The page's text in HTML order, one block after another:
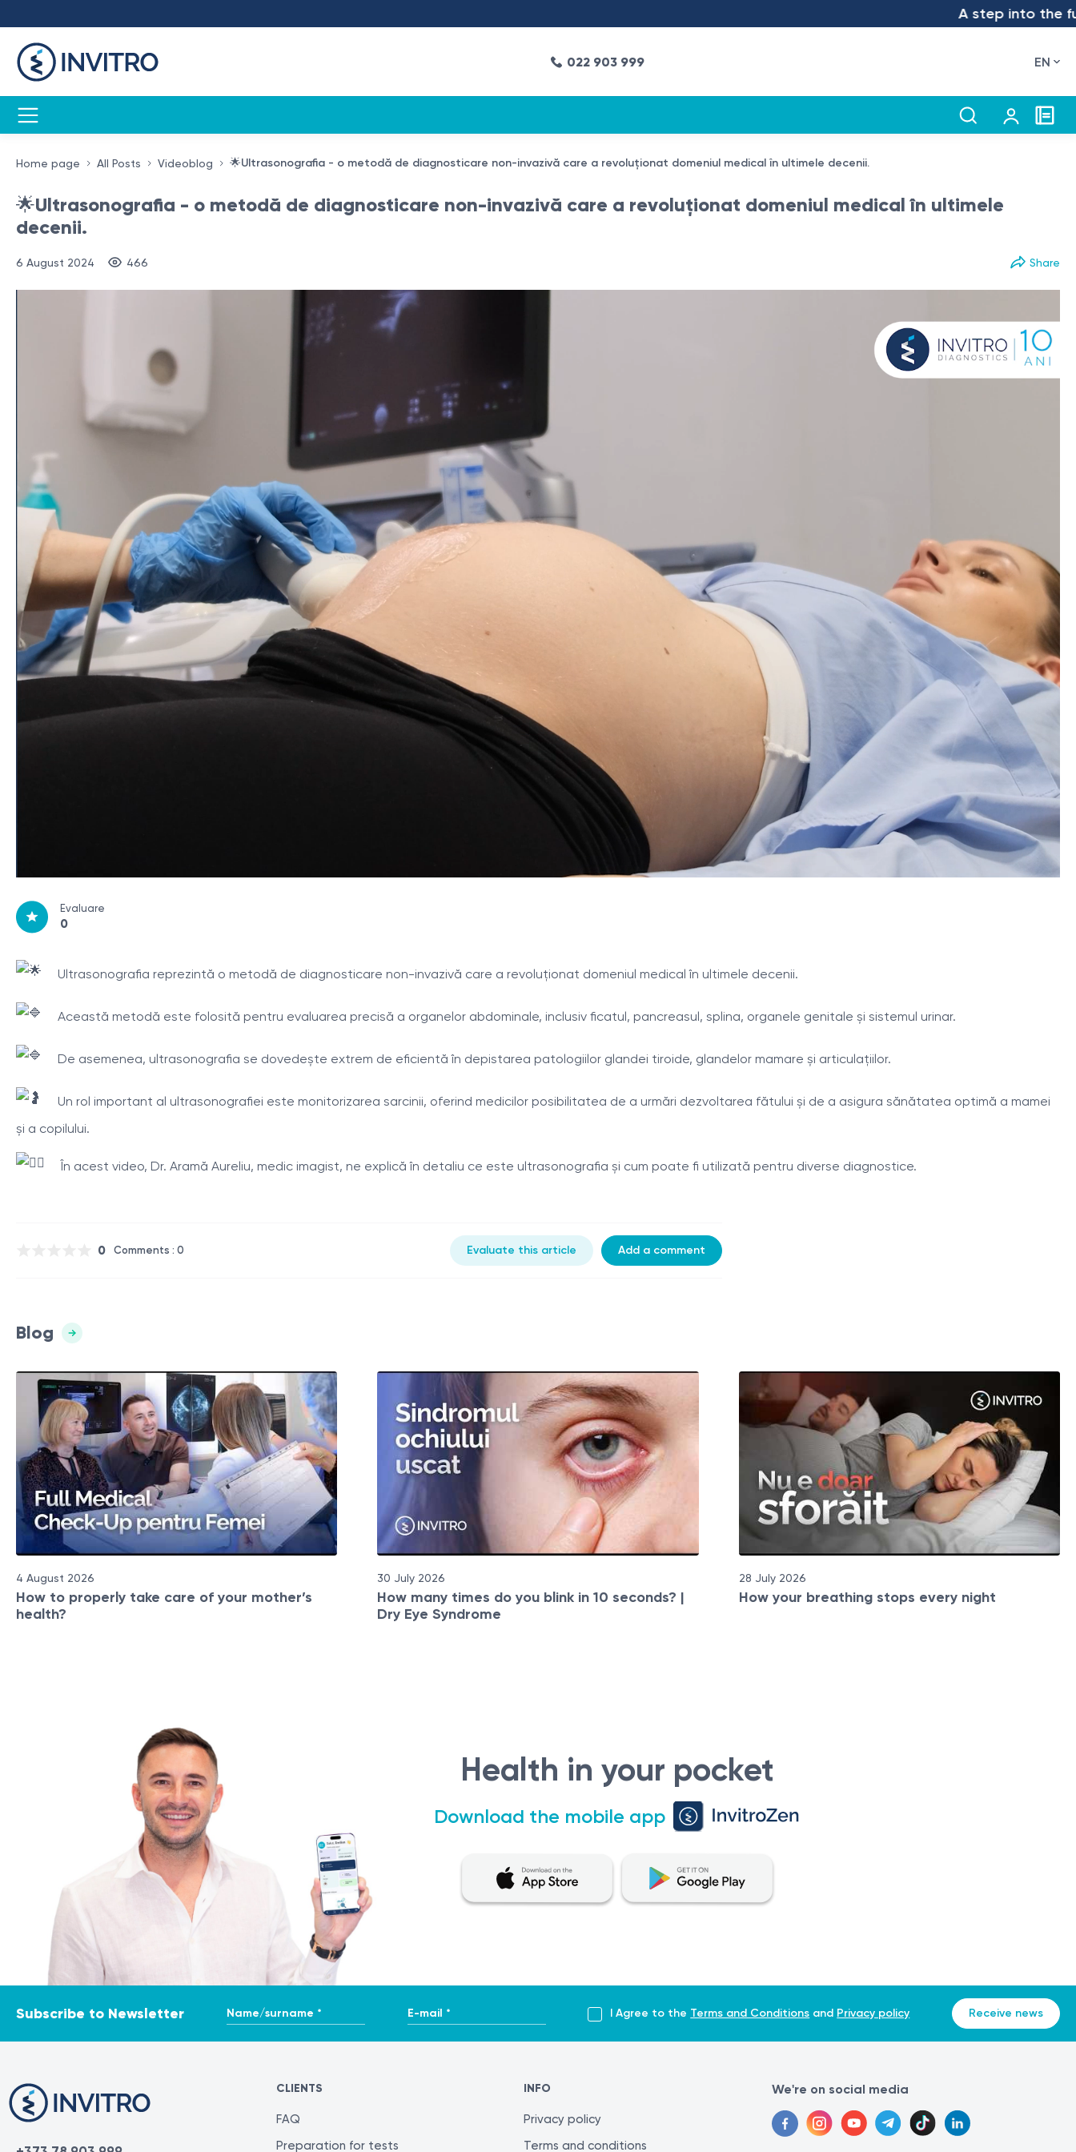
A step into the future –
022 903 999 EN
Home page All Posts Videoblog 🌟Ultrasonografia - o metodă de diagnosticare non-invazivă care a revoluționat domeniul medical în ultimele decenii.
🌟Ultrasonografia - o metodă de diagnosticare non-invazivă care a revoluționat domeniul medical în ultimele
decenii.
6 August 2024 466 Share
Evaluare
0
Ultrasonografia reprezintă o metodă de diagnosticare non-invazivă care a revoluționat domeniul medical în ultimele decenii.
Această metodă este folosită pentru evaluarea precisă a organelor abdominale, inclusiv ficatul, pancreasul, splina, organele genitale și sistemul urinar.
De asemenea, ultrasonografia se dovedește extrem de eficientă în depistarea patologiilor glandei tiroide, glandelor mamare și articulațiilor.
Un rol important al ultrasonografiei este monitorizarea sarcinii, oferind medicilor posibilitatea de a urmări dezvoltarea fătului și de a asigura sănătatea optimă a mamei
și a copilului.
În acest video, Dr. Aramă Aureliu, medic imagist, ne explică în detaliu ce este ultrasonografia și cum poate fi utilizată pentru diverse diagnostice.
0 Comments : 0 Evaluate this article Add a comment
Blog
4 August 2026
How to properly take care of your mother’s
health?
30 July 2026
How many times do you blink in 10 seconds? |
Dry Eye Syndrome
28 July 2026
How your breathing stops every night
Health in your pocket
Download the mobile app
Subscribe to Newsletter Name/surname * E-mail * I Agree to the Terms and Conditions and Privacy policy Receive news
CLIENTS
FAQ
Preparation for tests
INFO
Privacy policy
Terms and conditions
We're on social media